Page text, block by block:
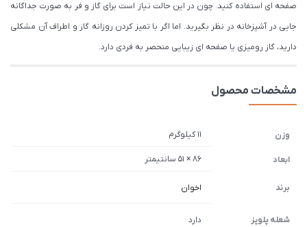
صفحه ای استفاده کنید. چون در این حالت نیاز است برای گاز و فر به صورت جداگانه
جایی در آشپزخانه در نظر بگیرید. اما اگر با تمیز کردن روزانه گاز و اطراف آن مشکلی
دارید، گاز رومیزی یا صفحه ای زیبایی منحصر به فردی دارد.
مشخصات محصول
وزن 11 کیلوگرم
ابعاد 86 × 51 سانتیمتر
برند اخوان
شعله پلوپز دارد